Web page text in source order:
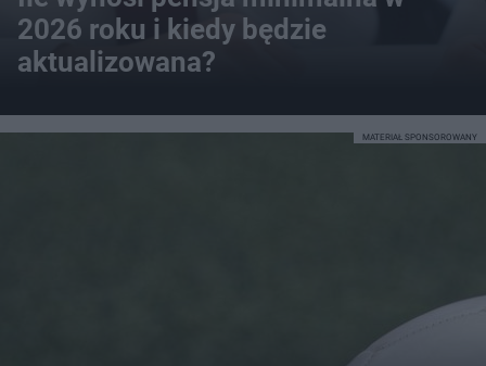
2026 roku i kiedy będzie
aktualizowana?
MATERIAŁ SPONSOROWANY